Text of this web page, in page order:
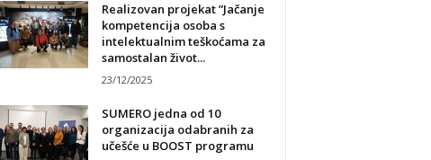
Realizovan projekat ”Jačanje
kompetencija osoba s
intelektualnim teškoćama za
samostalan život...
23/12/2025
SUMERO jedna od 10
organizacija odabranih za
učešće u BOOST programu